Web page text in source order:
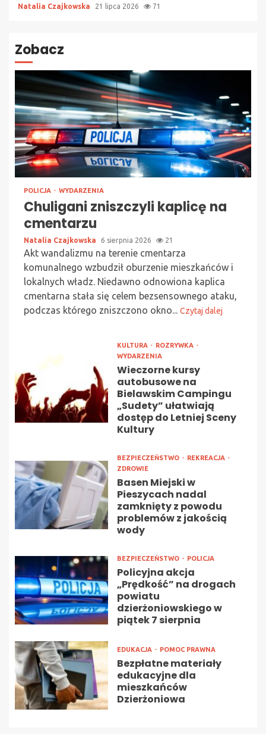
Natalia Czajkowska 21 lipca 2026 71
Zobacz
POLICJA WYDARZENIA
Chuligani zniszczyli kaplicę na
cmentarzu
Natalia Czajkowska 6 sierpnia 2026 21
Akt wandalizmu na terenie cmentarza
komunalnego wzbudził oburzenie mieszkańców i
lokalnych władz. Niedawno odnowiona kaplica
cmentarna stała się celem bezsensownego ataku,
podczas którego zniszczono okno... Czytaj dalej
KULTURA
ROZRYWKA
WYDARZENIA
Wieczorne kursy
autobusowe na
Bielawskim Campingu
„Sudety” ułatwiają
dostęp do Letniej Sceny
Kultury
BEZPIECZEŃSTWO
REKREACJA
ZDROWIE
Basen Miejski w
Pieszycach nadal
zamknięty z powodu
problemów z jakością
wody
BEZPIECZEŃSTWO POLICJA
Policyjna akcja
„Prędkość” na drogach
powiatu
dzierżoniowskiego w
piątek 7 sierpnia
EDUKACJA POMOC PRAWNA
Bezpłatne materiały
edukacyjne dla
mieszkańców
Dzierżoniowa